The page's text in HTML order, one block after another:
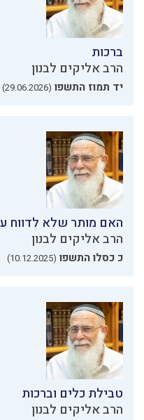
ברכות
הרב אליקים לבנון
יד תמוז התשפו (29.06.2026)
האם מותר שלא לדווח
הרב אליקים לבנון
כ כסלו התשפו (10.12.2025)
טבילת כלים וברכות
הרב אליקים לבנון